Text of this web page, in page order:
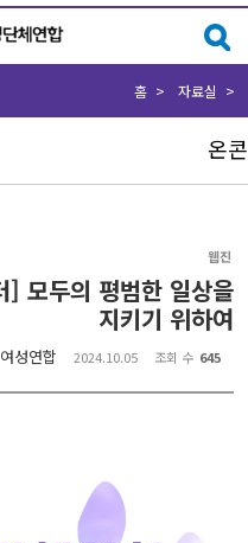
온콘
홈 자료실
웹진
모두의 평범한 일상을
지키기 위하여
여성연합 2024.10.05 조회 수 645